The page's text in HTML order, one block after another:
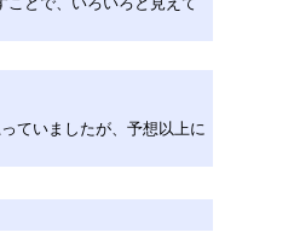
ていましたが、予想以上に